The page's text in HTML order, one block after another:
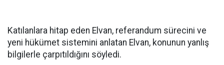
Katılanlara hitap eden Elvan, referandum sürecini ve
yeni hükümet sistemini anlatan Elvan, konunun yanlış
bilgilerle çarpıtıldığını söyledi.